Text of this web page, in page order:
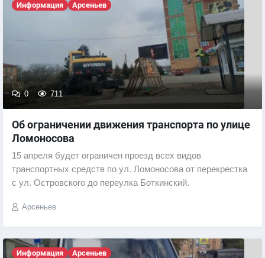
Информация Арсеньев
0 711
Об ограничении движения транспорта по улице
Ломоносова
15 апреля будет ограничен проезд всех видов
транспортных средств по ул. Ломоносова от перекрестка
с ул. Островского до переулка Боткинский.
Арсеньев
Информация Арсеньев